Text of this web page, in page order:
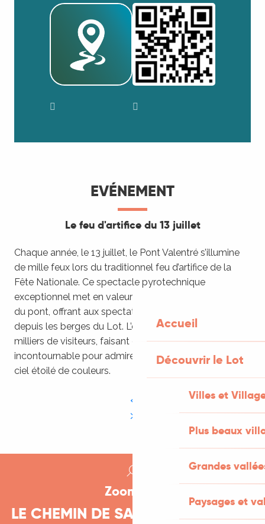
Accueil
Découvrir le Lot
Villes et
Plus beaux
Grandes
Paysages et
EVÉNEMENT
Le feu d'artifice du 13 juillet
Chaque année, le 13 juillet, le Pont Valentré s’illumine
de mille feux lors du traditionnel feu d’artifice de la
Fête Nationale. Ce spectacle pyrotechnique
exceptionnel met en valeur l’architecture médiévale
du pont, offrant aux spectateurs une vue imprenable
depuis les berges du Lot. L’événement attire des
milliers de visiteurs, faisant de cette soirée un moment
incontournable pour admirer le monument sous un
ciel étoilé de couleurs.
Zoom sur
LE CHEMIN DE SAINT-JACQUES DE